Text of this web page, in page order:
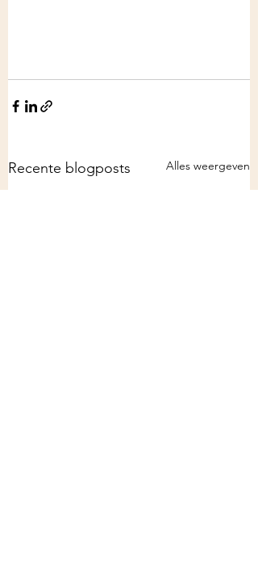
Recente blogposts Alles weergeven